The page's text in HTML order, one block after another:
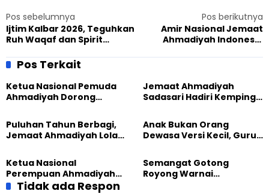
Pos sebelumnya
Ijtim Kalbar 2026, Teguhkan
Ruh Waqaf dan Spirit
Pos berikutnya
Amir Nasional Jemaat
Ahmadiyah Indonesia
Penguatan Rabtah
Pos Terkait
Ketua Nasional Pemuda
Ahmadiyah Dorong
Jemaat Ahmadiyah
Sadasari Hadiri Kemping
Puluhan Tahun Berbagi,
Jemaat Ahmadiyah Lolak
Sembako kepada Warga
Anak Bukan Orang
Dewasa Versi Kecil, Guru
Ketua Nasional
Perempuan Ahmadiyah
Indonesia Raih Gelar Guru
Semangat Gotong
Royong Warnai
Tidak ada Respon